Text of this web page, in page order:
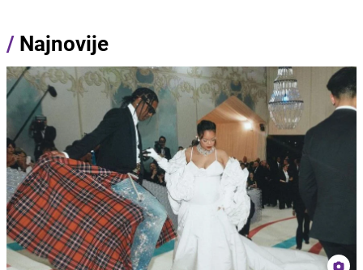
/ Najnovije